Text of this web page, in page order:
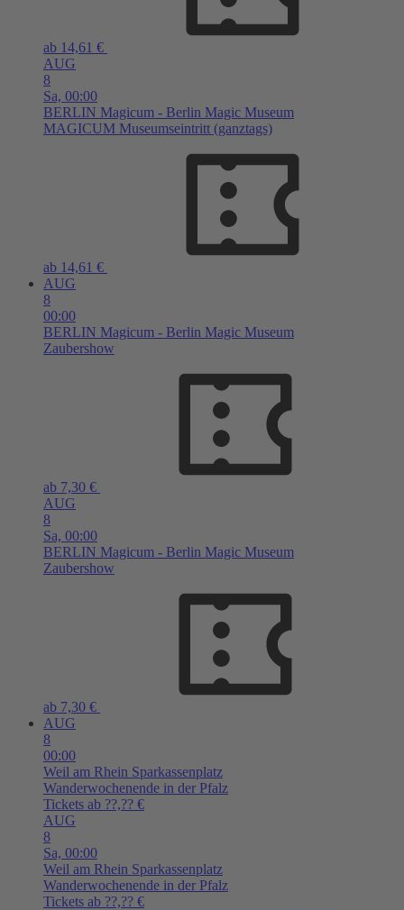
ab 14,61 €
AUG
8
Sa, 00:00
BERLIN Magicum - Berlin Magic Museum
MAGICUM Museumseintritt (ganztags)
ab 14,61 €
AUG
8
00:00
BERLIN Magicum - Berlin Magic Museum
Zaubershow
ab 7,30 €
AUG
8
Sa, 00:00
BERLIN Magicum - Berlin Magic Museum
Zaubershow
ab 7,30 €
AUG
8
00:00
Weil am Rhein Sparkassenplatz
Wanderwochenende in der Pfalz
Tickets ab ??,?? €
AUG
8
Sa, 00:00
Weil am Rhein Sparkassenplatz
Wanderwochenende in der Pfalz
Tickets ab ??,?? €